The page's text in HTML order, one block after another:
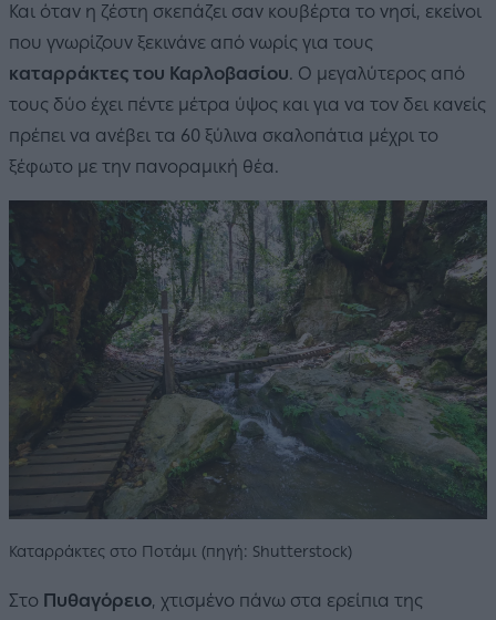
Και όταν η ζέστη σκεπάζει σαν κουβέρτα το νησί, εκείνοι
που γνωρίζουν ξεκινάνε από νωρίς για τους
καταρράκτες του Καρλοβασίου. Ο μεγαλύτερος από
τους δύο έχει πέντε μέτρα ύψος και για να τον δει κανείς
πρέπει να ανέβει τα 60 ξύλινα σκαλοπάτια μέχρι το
ξέφωτο με την πανοραμική θέα.
Καταρράκτες στο Ποτάμι (πηγή: Shutterstock)
Στο Πυθαγόρειο, χτισμένο πάνω στα ερείπια της